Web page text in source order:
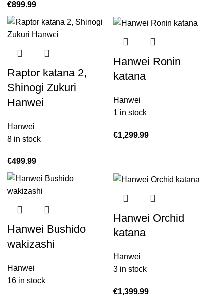
€899.99
Raptor katana 2,
Shinogi Zukuri
Hanwei
Hanwei
8 in stock
€499.99
Hanwei Ronin
katana
Hanwei
1 in stock
€1,299.99
Hanwei Bushido
wakizashi
Hanwei
16 in stock
Hanwei Orchid
katana
Hanwei
3 in stock
€1,399.99